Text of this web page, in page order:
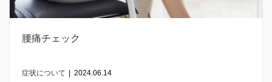
腰痛チェック
症状について 2024.06.14